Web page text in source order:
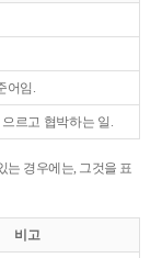
어임.
르고 협박하는 일.
는 경우에는, 그것을 표
비고